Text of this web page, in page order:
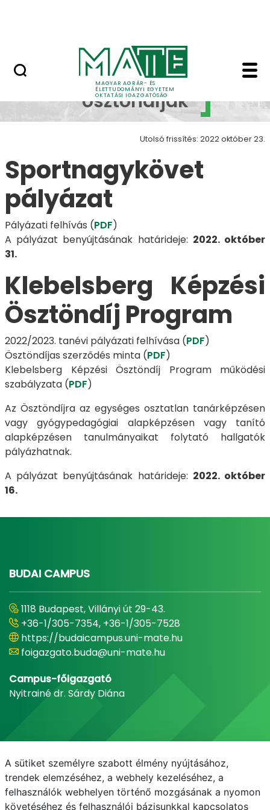
MAGYAR AGRÁR- ÉS
ÉLETTUDOMÁNYI EGYETEM
OKTATÁSI IGAZGATÓSÁG
Egyéb ösztöndíjak -
Egyéb
ösztöndíjak
Utolsó frissítés: 2022 október 23.
Sportnagykövet
pályázat
Pályázati felhívás (PDF)
A pályázat benyújtásának határideje: 2022. október
31.
Klebelsberg Képzési
Ösztöndíj Program
2022/2023. tanévi pályázati felhívása (PDF)
​​​​​​​Ösztöndíjas szerződés minta (PDF)
Klebelsberg Képzési Ösztöndíj Program működési
szabályzata (PDF)
Az Ösztöndíjra az egységes osztatlan tanárképzésen
vagy gyógypedagógiai alapképzésen vagy tanító
alapképzésen tanulmányaikat folytató hallgatók
pályázhatnak.
A pályázat benyújtásának határideje: 2022. október
16.
BUDAI CAMPUS
1118 Budapest, Villányi út 29-43.
+36-1/305-7354, +36-1/305-7528
https://budaicampus.uni-mate.hu
foigazgato.buda@uni-mate.hu
Campus-főigazgató
Nyitrainé dr. Sárdy Diána
A sütiket személyre szabott élmény nyújtásához,
trendek elemzéséhez, a webhely kezeléséhez, a
felhasználók webhelyen történő mozgásának a nyomon
követéséhez és felhasználói bázisunkkal kapcsolatos